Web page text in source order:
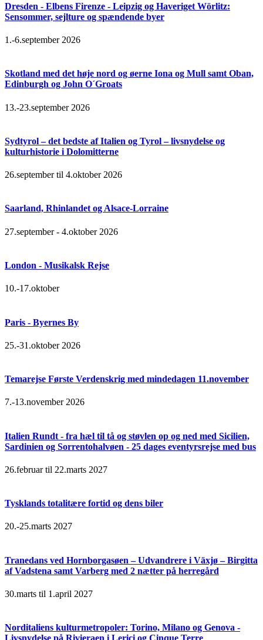
Dresden - Elbens Firenze - Leipzig og Haveriget Wörlitz:
Sensommer, sejlture og spændende byer
1.-6.september 2026
Skotland med det høje nord og øerne Iona og Mull samt Oban,
Edinburgh og John O´Groats
13.-23.september 2026
Sydtyrol – det bedste af Italien og Tyrol – livsnydelse og
kulturhistorie i Dolomitterne
26.september til 4.oktober 2026
Saarland, Rhinlandet og Alsace-Lorraine
27.september - 4.oktober 2026
London - Musikalsk Rejse
10.-17.oktober
Paris - Byernes By
25.-31.oktober 2026
Temarejse Første Verdenskrig med mindedagen 11.november
7.-13.november 2026
Italien Rundt - fra hæl til tå og støvlen op og ned med Sicilien,
Sardinien og Sorrentohalvøen - 25 dages eventyrsrejse med bus
26.februar til 22.marts 2027
Tysklands totalitære fortid og dens biler
20.-25.marts 2027
Tranedans ved Hornborgasøen – Udvandrere i Växjø – Birgitta
af Vadstena samt Varberg med 2 nætter på herregård
30.marts til 1.april 2027
Norditaliens kulturmetropoler: Torino, Milano og Genova -